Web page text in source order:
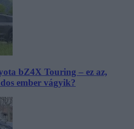
bZ4X Touring – ez az,
ember vágyik?